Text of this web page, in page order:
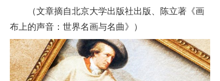
（文章摘自北京大学出版社出版、陈立著《画
布上的声音：世界名画与名曲》）